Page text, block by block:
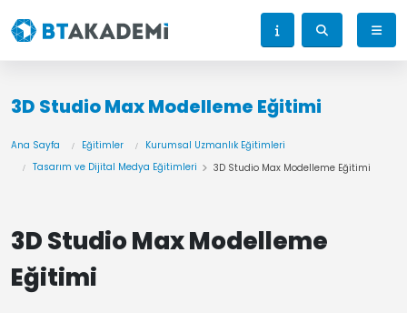
3D Studio Max Modelleme Eğitimi
Ana Sayfa Eğitimler
Kurumsal Uzmanlık Eğitimleri
Tasarım ve Dijital Medya Eğitimleri
3D Studio Max Modelleme Eğitimi
3D Studio Max Modelleme
Eğitimi